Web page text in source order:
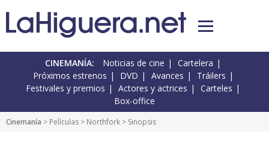
CINEMANÍA: Noticias de cine
Cartelera
Próximos estrenos
DVD Avances
Tráilers
Festivales y premios
Actores y actrices
Carteles
Box-office
Cinemanía > Películas > Northfork > Sinopsis